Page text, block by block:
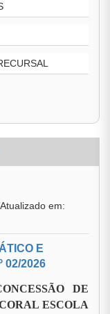
em:
E
02/2026
DE
ESCOLA